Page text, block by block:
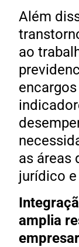
Além
ao
as áreas
jurídico
amplia